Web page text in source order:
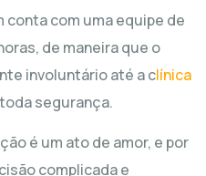
com uma equipe de
de maneira que o
involuntário até a clínica
segurança.
é um ato de amor, e por
complicada e